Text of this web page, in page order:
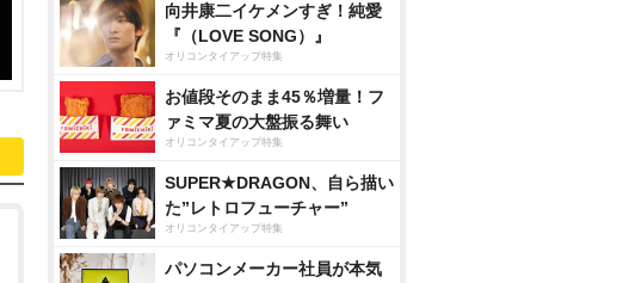
向井康二イケメンすぎ！純愛
『（LOVE SONG）』
オリコンタイアップ特集
お値段そのまま45％増量！フ
ァミマ夏の大盤振る舞い
オリコンタイアップ特集
SUPER★DRAGON、自ら描い
た”レトロフューチャー”
オリコンタイアップ特集
パソコンメーカー社員が本気